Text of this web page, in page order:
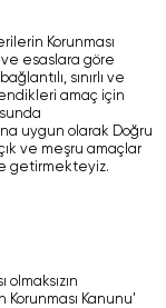
Korunması
esaslara göre
sınırlı ve
amaç için
uygun olarak Doğru
ve meşru amaçlar
getirmekteyiz.
olmaksızın
Kanunu’